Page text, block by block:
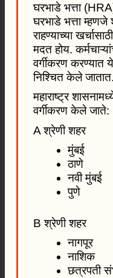
घरभाडे भत्ता
घरभाडे भत्ता म्हणजे
राहण्याच्या
मदत होय.
वर्गीकरण करण्यात
निश्चित केले जातात.
महाराष्ट्र
वर्गीकरण केले जाते:
A श्रेणी शहर
मुंबई
ठाणे
नवी मुंबई
पुणे
B श्रेणी शहर
नागपूर
नाशिक
छत्रपती